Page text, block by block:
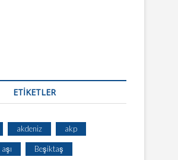
ETİKETLER
akdeniz akp
aşı Beşiktaş